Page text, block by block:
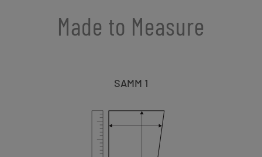
Made to Measure
SAMM 1